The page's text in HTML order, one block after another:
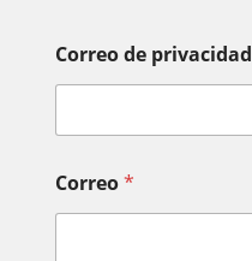
Correo de privacidad
Correo*